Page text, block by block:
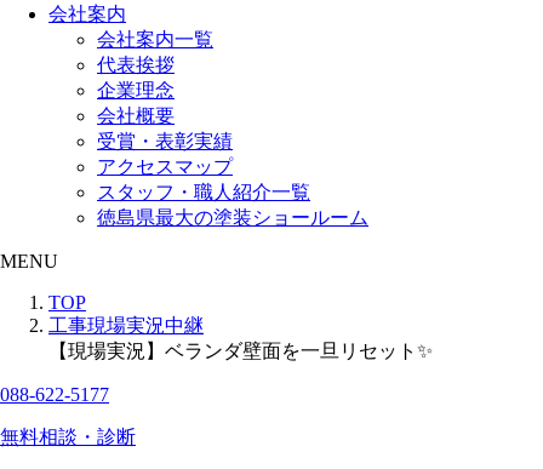
会社案内
会社案内一覧
代表挨拶
企業理念
会社概要
受賞・表彰実績
アクセスマップ
スタッフ・職人紹介一覧
徳島県最大の塗装ショールーム
MENU
TOP
工事現場実況中継
【現場実況】ベランダ壁面を一旦リセット✨
088-622-5177
無料相談・診断